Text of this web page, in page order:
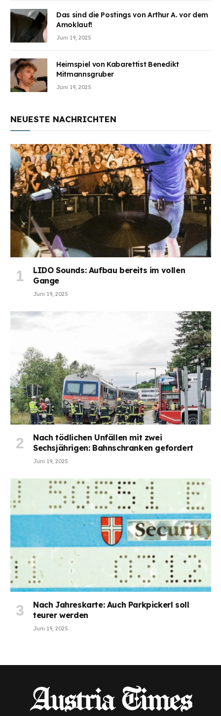
Das sind die Postings von Arthur A. vor dem
Amoklauf!
Juni 19, 2025
Heimspiel von Kabarettist Benedikt
Mitmannsgruber
Juni 19, 2025
NEUESTE NACHRICHTEN
LIDO Sounds: Aufbau bereits im vollen
Gange
Juni 19, 2025
Nach tödlichen Unfällen mit zwei
Sechsjährigen: Bahnschranken gefordert
Juni 19, 2025
Nach Jahreskarte: Auch Parkpickerl soll
teurer werden
Juni 19, 2025